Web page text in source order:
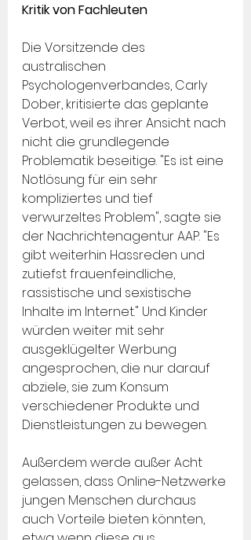
Kritik von Fachleuten
Die Vorsitzende des
australischen
Psychologenverbandes, Carly
Dober, kritisierte das geplante
Verbot, weil es ihrer Ansicht nach
nicht die grundlegende
Problematik beseitige. "Es ist eine
Notlösung für ein sehr
kompliziertes und tief
verwurzeltes Problem", sagte sie
der Nachrichtenagentur AAP. "Es
gibt weiterhin Hassreden und
zutiefst frauenfeindliche,
rassistische und sexistische
Inhalte im Internet." Und Kinder
würden weiter mit sehr
ausgeklügelter Werbung
angesprochen, die nur darauf
abziele, sie zum Konsum
verschiedener Produkte und
Dienstleistungen zu bewegen.
Außerdem werde außer Acht
gelassen, dass Online-Netzwerke
jungen Menschen durchaus
auch Vorteile bieten könnten,